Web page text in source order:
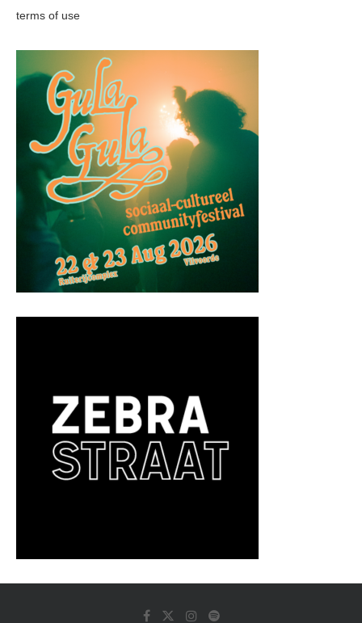
terms of use